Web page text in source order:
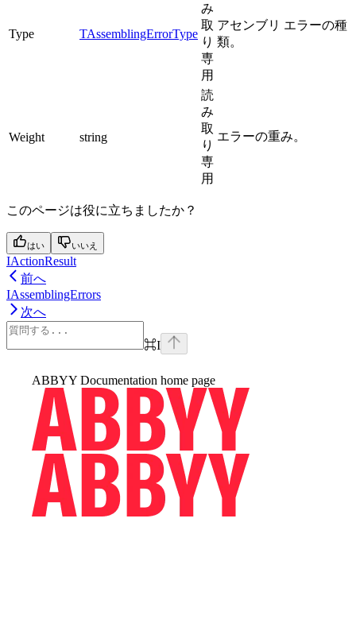
Type TAssemblingErrorType
み
取
り
専
用
アセンブリ エラーの種
類。
Weight string
読
み
取
り
専
用
エラーの重み。
このページは役に立ちましたか？
はい いいえ
IActionResult
前へ
IAssemblingErrors
次へ
⌘I
ABBYY Documentation home page